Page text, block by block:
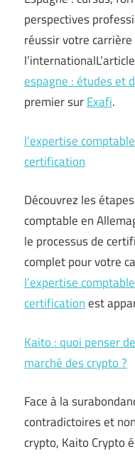
perspectives
réussir votre
l’internationalL’article
espagne : études et
premier surExafi.
l’expertise
certification
Découvrez les
comptable en
le processus de
complet pour votre
l’expertise
certificationest
Kaito : quoi penser
marché des crypto ?
Face à la
contradictoires et
crypto, Kaito Crypto